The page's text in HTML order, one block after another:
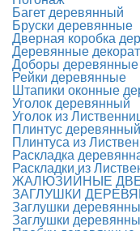
Багет деревянный
Бруски деревянные
Дверная коробка
Деревянные
Доборы деревянные
Рейки деревянные
Штапики оконные
Уголок деревянный
Уголок из
Плинтус деревянный
Плинтуса из
Раскладка
Раскладки из
ЖАЛЮЗИЙНЫЕ
ЗАГЛУШКИ
Заглушки
Заглушки